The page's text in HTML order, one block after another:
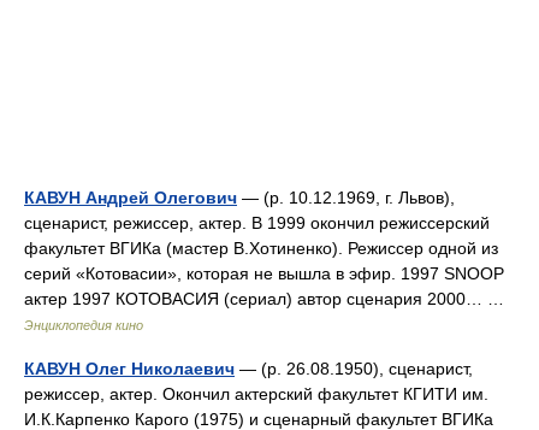
КАВУН Андрей Олегович — (р. 10.12.1969, г. Львов),
сценарист, режиссер, актер. В 1999 окончил режиссерский
факультет ВГИКа (мастер В.Хотиненко). Режиссер одной из
серий «Котовасии», которая не вышла в эфир. 1997 SNOOP
актер 1997 КОТОВАСИЯ (сериал) автор сценария 2000… …
Энциклопедия кино
КАВУН Олег Николаевич — (р. 26.08.1950), сценарист,
режиссер, актер. Окончил актерский факультет КГИТИ им.
И.К.Карпенко Карого (1975) и сценарный факультет ВГИКа